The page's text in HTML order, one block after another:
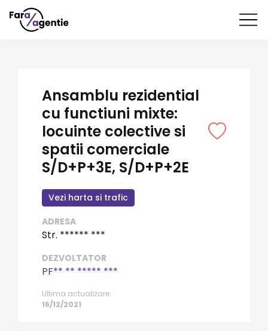
Ansamblu rezidential
cu functiuni mixte:
locuinte colective si
spatii comerciale
S/D+P+3E, S/D+P+2E
Vezi harta si trafic
ADRESA
Str. ****** ***
DEZVOLTATOR
PF** ** ***** ***
Ultima actualizare:
16/12/2021